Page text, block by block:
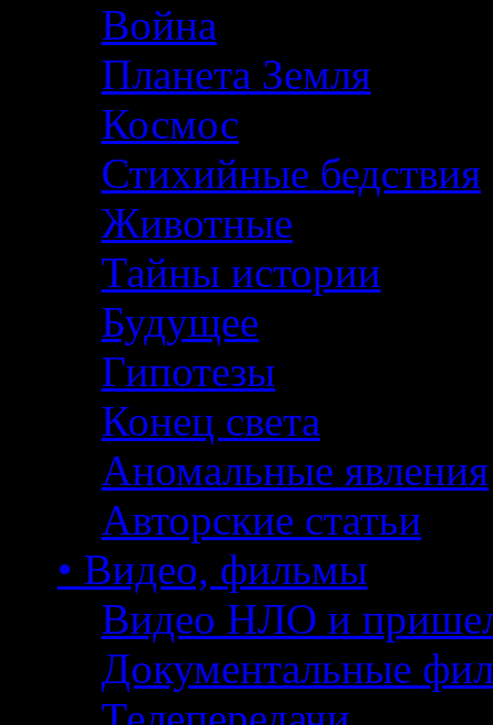
Война
Планета Земля
Космос
Стихийные бедствия
Животные
Тайны истории
Будущее
Гипотезы
Конец света
Аномальные явления
Авторские статьи
• Видео, фильмы
Видео НЛО и
Документальные